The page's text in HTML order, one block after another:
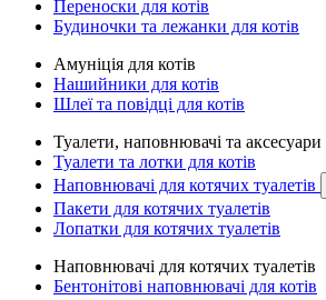
Переноски для котів
Будиночки та лежанки для котів
Амуніція для котів
Нашийники для котів
Шлеї та повідці для котів
Туалети, наповнювачі та аксесуари
Туалети та лотки для котів
Наповнювачі для котячих туалетів
Пакети для котячих туалетів
Лопатки для котячих туалетів
Наповнювачі для котячих туалетів
Бентонітові наповнювачі для котів